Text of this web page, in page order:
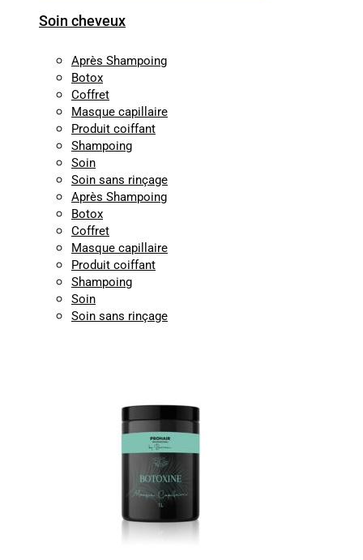
Soin cheveux
Après Shampoing
Botox
Coffret
Masque capillaire
Produit coiffant
Shampoing
Soin
Soin sans rinçage
Après Shampoing
Botox
Coffret
Masque capillaire
Produit coiffant
Shampoing
Soin
Soin sans rinçage